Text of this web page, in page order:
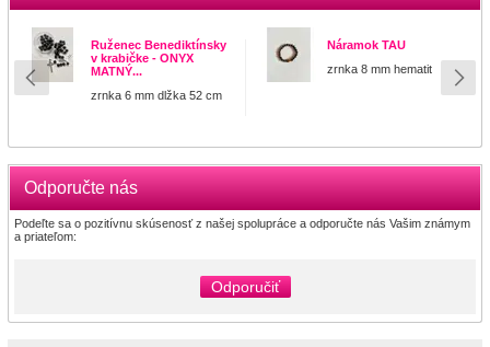
Ruženec Benediktínsky
v krabičke - ONYX
MATNÝ...
zrnka 6 mm dlžka 52 cm
Náramok TAU
zrnka 8 mm hematit
Odporučte nás
Podeľte sa o pozitívnu skúsenosť z našej spolupráce a odporučte nás Vašim známym
a priateľom:
Odporučiť